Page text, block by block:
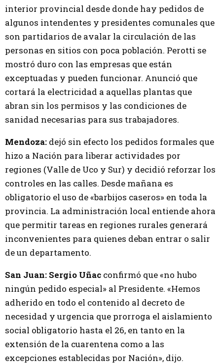
interior provincial desde donde hay pedidos de
algunos intendentes y presidentes comunales que
son partidarios de avalar la circulación de las
personas en sitios con poca población. Perotti se
mostró duro con las empresas que están
exceptuadas y pueden funcionar. Anunció que
cortará la electricidad a aquellas plantas que
abran sin los permisos y las condiciones de
sanidad necesarias para sus trabajadores.
Mendoza: dejó sin efecto los pedidos formales que
hizo a Nación para liberar actividades por
regiones (Valle de Uco y Sur) y decidió reforzar los
controles en las calles. Desde mañana es
obligatorio el uso de «barbijos caseros» en toda la
provincia. La administración local entiende ahora
que permitir tareas en regiones rurales generará
inconvenientes para quienes deban entrar o salir
de un departamento.
San Juan: Sergio Uñac confirmó que «no hubo
ningún pedido especial» al Presidente. «Hemos
adherido en todo el contenido al decreto de
necesidad y urgencia que prorroga el aislamiento
social obligatorio hasta el 26, en tanto en la
extensión de la cuarentena como a las
excepciones establecidas por Nación», dijo.